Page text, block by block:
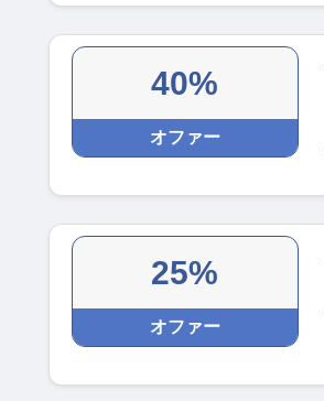
40%
オファー
25%
オファー